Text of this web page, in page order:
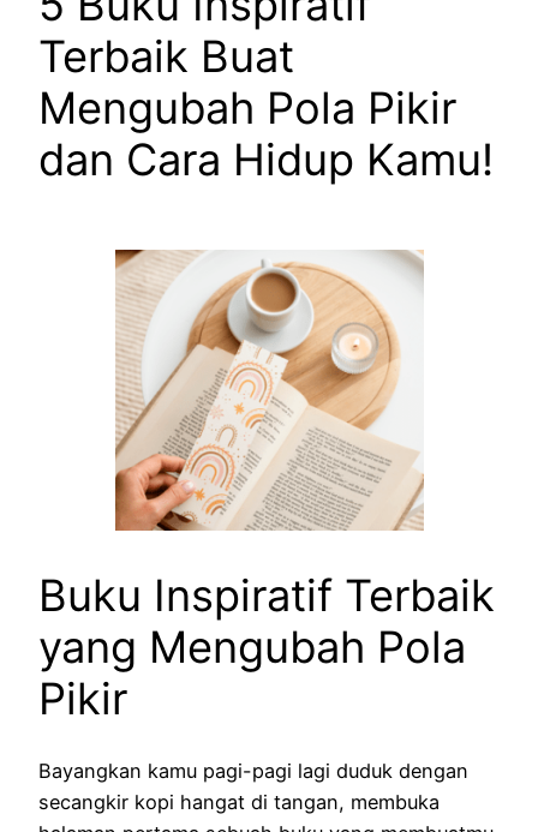
Terbaik Buat
Mengubah Pola Pikir
dan Cara Hidup Kamu!
Buku Inspiratif Terbaik
yang Mengubah Pola
Pikir
Bayangkan kamu pagi-pagi lagi duduk dengan
secangkir kopi hangat di tangan, membuka